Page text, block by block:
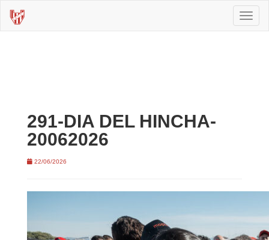
291-DIA DEL HINCHA-
20062026
22/06/2026